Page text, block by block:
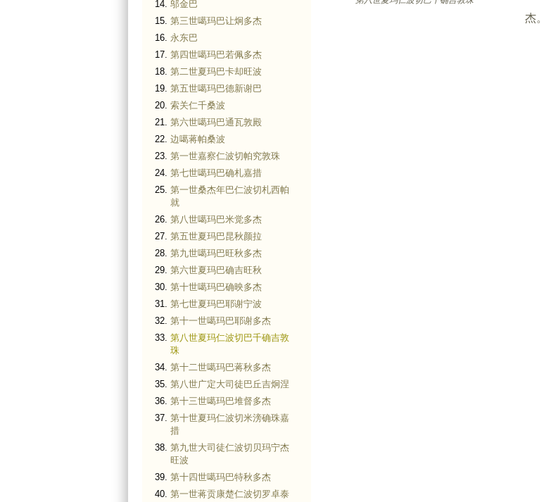
邬金巴
第三世噶玛巴让炯多杰
永东巴
第四世噶玛巴若佩多杰
第二世夏玛巴卡却旺波
第五世噶玛巴德新谢巴
索关仁千桑波
第六世噶玛巴通瓦敦殿
边噶蒋帕桑波
第一世嘉察仁波切帕究敦珠
第七世噶玛巴确札嘉措
第一世桑杰年巴仁波切札西帕
就
第八世噶玛巴米觉多杰
第五世夏玛巴昆秋颜拉
第九世噶玛巴旺秋多杰
第六世夏玛巴确吉旺秋
第十世噶玛巴确映多杰
第七世夏玛巴耶谢宁波
第十一世噶玛巴耶谢多杰
第八世夏玛仁波切巴千确吉敦
珠
第十二世噶玛巴蒋秋多杰
第八世广定大司徒巴丘吉炯涅
第十三世噶玛巴堆督多杰
第十世夏玛仁波切米滂确珠嘉
措
第九世大司徒仁波切贝玛宁杰
旺波
第十四世噶玛巴特秋多杰
第一世蒋贡康楚仁波切罗卓泰
杰。